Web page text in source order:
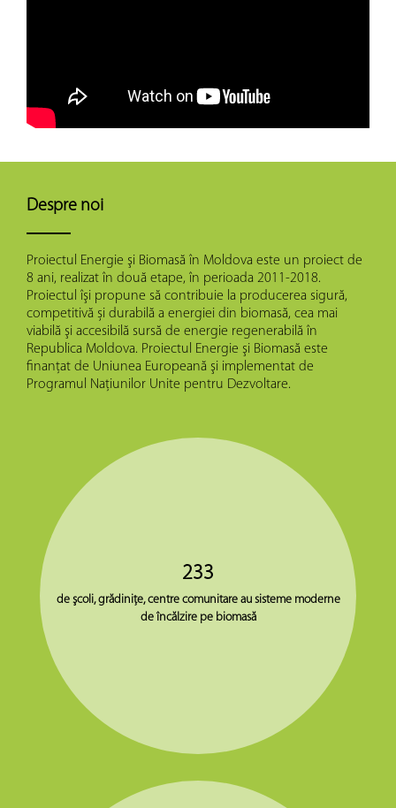
Despre noi
Proiectul Energie şi Biomasă în Moldova este un proiect de
8 ani, realizat în două etape, în perioada 2011-2018.
Proiectul îşi propune să contribuie la producerea sigură,
competitivă și durabilă a energiei din biomasă, cea mai
viabilă şi accesibilă sursă de energie regenerabilă în
Republica Moldova. Proiectul Energie şi Biomasă este
finanţat de Uniunea Europeană şi implementat de
Programul Naţiunilor Unite pentru Dezvoltare.
233
de şcoli, grădiniţe, centre comunitare au sisteme moderne
de încălzire pe biomasă